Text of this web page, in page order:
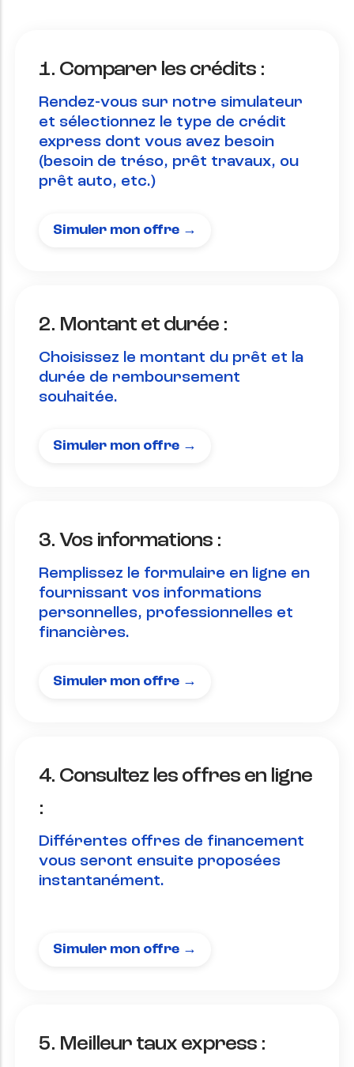
1. Comparer les crédits :
Rendez-vous sur notre simulateur
et sélectionnez le type de crédit
express dont vous avez besoin
(besoin de tréso, prêt travaux, ou
prêt auto, etc.)
Simuler mon offre →
2. Montant et durée :
Choisissez le montant du prêt et la
durée de remboursement
souhaitée.
Simuler mon offre →
3. Vos informations :
Remplissez le formulaire en ligne en
fournissant vos informations
personnelles, professionnelles et
financières.
Simuler mon offre →
4. Consultez les offres en ligne
:
Différentes offres de financement
vous seront ensuite proposées
instantanément.
Simuler mon offre →
5. Meilleur taux express :